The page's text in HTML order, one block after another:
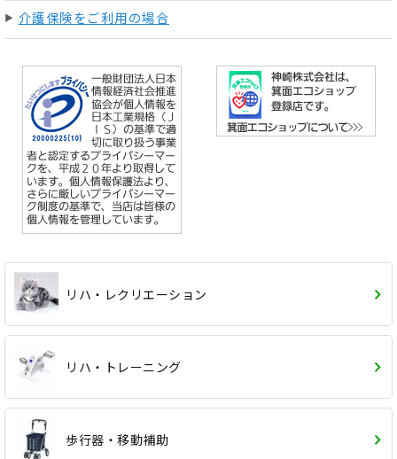
介護保険をご利用の場合
リハ・レクリエーション
リハ・トレーニング
歩行器・移動補助